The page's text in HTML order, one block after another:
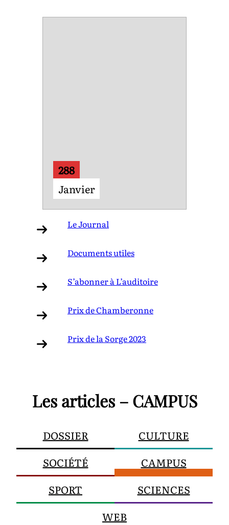
288
Janvier
Le Journal
Documents utiles
S’abonner à L’auditoire
Prix de Chamberonne
Prix de la Sorge 2023
Les articles – CAMPUS
DOSSIER
CULTURE
SOCIÉTÉ
CAMPUS
SPORT
SCIENCES
WEB